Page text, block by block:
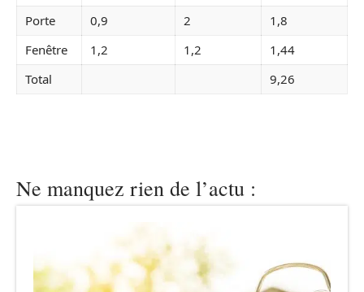
Porte
0,9 2
1,8
Fenêtre
1,2 1,2
1,44
Total
9,26
Ne manquez rien de l’actu :